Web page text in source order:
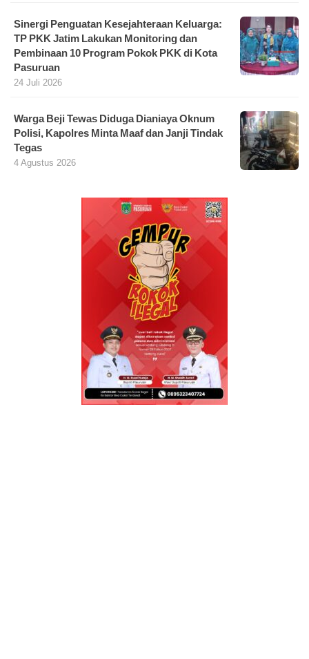
Sinergi Penguatan Kesejahteraan Keluarga:
TP PKK Jatim Lakukan Monitoring dan
Pembinaan 10 Program Pokok PKK di Kota
Pasuruan
24 Juli 2026
Warga Beji Tewas Diduga Dianiaya Oknum
Polisi, Kapolres Minta Maaf dan Janji Tindak
Tegas
4 Agustus 2026